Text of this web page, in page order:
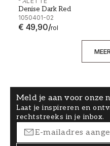
Denise Dark Red
1050401-02
€ 49,90/rol
Meld je aan voor onze
Laat je inspireren en
rechtstreeks in je inbox.